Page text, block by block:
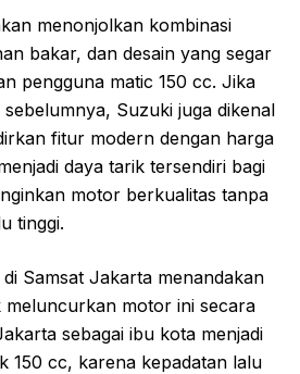
menonjolkan kombinasi
bakar, dan desain yang segar
pengguna matic 150 cc. Jika
Suzuki juga dikenal
fitur modern dengan harga
daya tarik tersendiri bagi
motor berkualitas tanpa
tinggi.
Samsat Jakarta menandakan
motor ini secara
sebagai ibu kota menjadi
150 cc, karena kepadatan lalu